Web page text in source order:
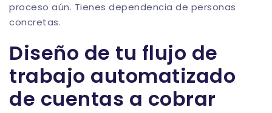
proceso aún. Tienes dependencia de personas
concretas.
Diseño de tu flujo de
trabajo automatizado
de cuentas a cobrar